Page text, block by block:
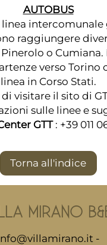
AUTOBUS
linea intercomunale
raggiungere
o Cumiana.
verso Torino
linea in Corso Stati.
visitare il sito di
sulle linee e
GTT: +39 011
Torna all'indice
MIRANO
-